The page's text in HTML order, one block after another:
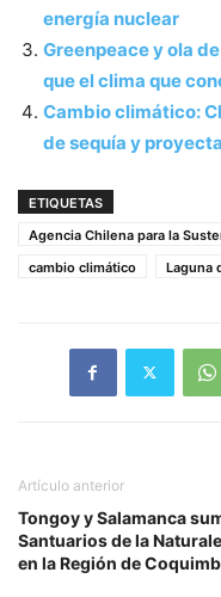
energía nuclear
Greenpeace y ola
que el clima que
Cambio climático:
de sequía y
ETIQUETAS
Agencia Chilena para la
cambio climático
Laguna
Artículo anterior
Tongoy y Salamanca
Santuarios de la
en la Región de